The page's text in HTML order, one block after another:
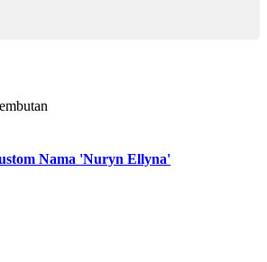
Nama 'Nuryn Ellyna'